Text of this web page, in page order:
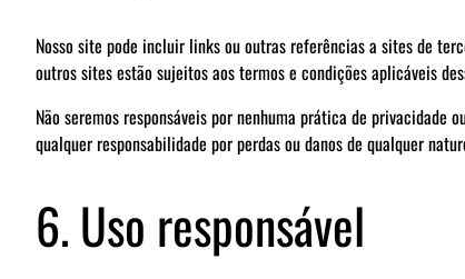
Nosso site pode incluir links ou outras referências a sites de
outros sites estão sujeitos aos termos e condições aplicáveis
Não seremos responsáveis por nenhuma prática de privacidade
qualquer responsabilidade por perdas ou danos de qualquer
6. Uso responsável